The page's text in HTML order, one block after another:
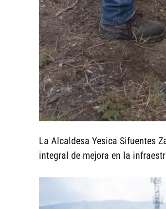
La Alcaldesa Yesica Sifuentes
integral de mejora en la